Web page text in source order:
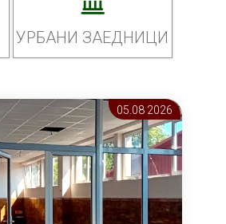
УРБАНИ ЗАЕДНИЦИ
05.08 2026